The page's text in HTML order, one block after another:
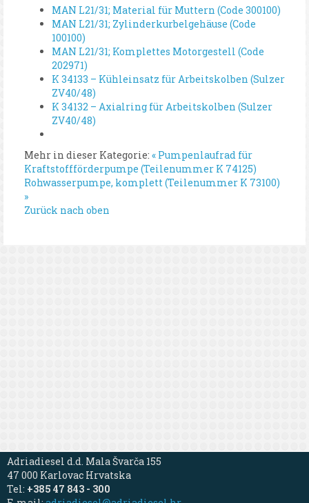
MAN L21/31; Material für Muttern (Code 300100)
MAN L21/31; Zylinderkurbelgehäuse (Code
100100)
MAN L21/31; Komplettes Motorgestell (Code
202971)
K 34133 – Kühleinsatz für Arbeitskolben (Sulzer
ZV40/48)
K 34132 – Axialring für Arbeitskolben (Sulzer
ZV40/48)
Mehr in dieser Kategorie: « Pumpenlaufrad für
Kraftstoffförderpumpe (Teilenummer K 74125)
Rohwasserpumpe, komplett (Teilenummer K 73100)
»
Zurück nach oben
Adriadiesel d.d. Mala Švarča 155
47 000 Karlovac Hrvatska
Tel: +385 47 843 - 300